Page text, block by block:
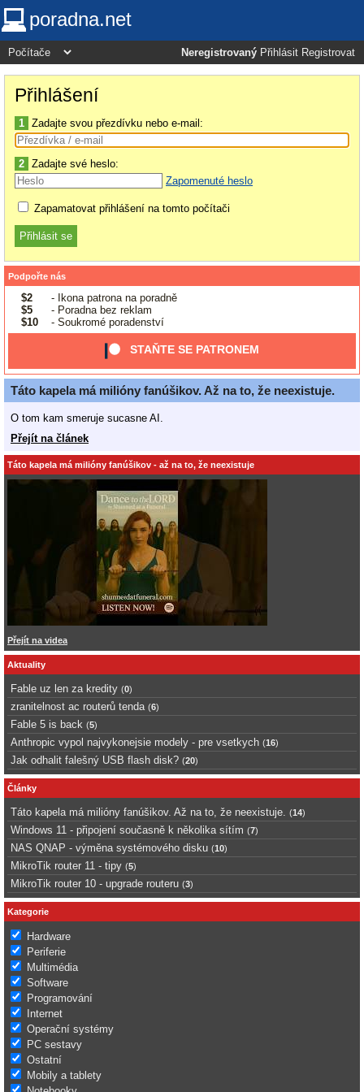
poradna.net
Neregistrovaný Přihlásit Registrovat
Přihlášení
1 Zadajte svou přezdívku nebo e-mail:
2 Zadajte své heslo:
Zapomenuté heslo
Zapamatovat přihlášení na tomto počítači
Podpořte nás
$2
- Ikona patrona na poradně
$5
- Poradna bez reklam
$10
- Soukromé poradenství
STAŇTE SE PATRONEM
Táto kapela má milióny fanúšikov. Až na to, že neexistuje.
O tom kam smeruje sucasne AI.
Přejít na článek
Táto kapela má milióny fanúšikov - až na to, že neexistuje
Přejít na videa
Aktuality
Fable uz len za kredity (0)
zranitelnost ac routerů tenda (6)
Fable 5 is back (5)
Anthropic vypol najvykonejsie modely - pre vsetkych (16)
Jak odhalit falešný USB flash disk? (20)
Články
Táto kapela má milióny fanúšikov. Až na to, že neexistuje. (14)
Windows 11 - připojení současně k několika sítím (7)
NAS QNAP - výměna systémového disku (10)
MikroTik router 11 - tipy (5)
MikroTik router 10 - upgrade routeru (3)
Kategorie
Hardware
Periferie
Multimédia
Software
Programování
Internet
Operační systémy
PC sestavy
Ostatní
Mobily a tablety